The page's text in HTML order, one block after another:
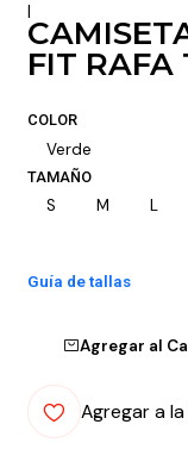
|
FIT RAFA
COLOR
Verde
TAMAÑO
S M L
Guía de tallas
Agregar al
Agregar a